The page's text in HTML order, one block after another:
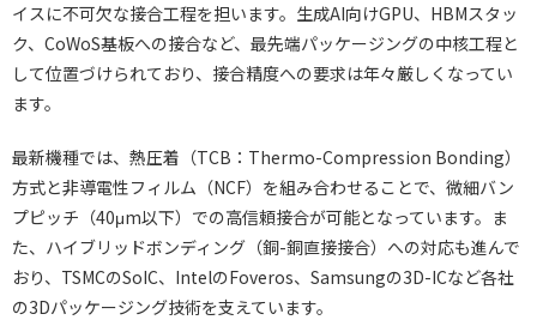
イスに不可欠な接合工程を担います。生成AI向けGPU、HBMスタッ
ク、CoWoS基板への接合など、最先端パッケージングの中核工程と
して位置づけられており、接合精度への要求は年々厳しくなってい
ます。
最新機種では、熱圧着（TCB：Thermo-Compression Bonding）
方式と非導電性フィルム（NCF）を組み合わせることで、微細バン
プピッチ（40μm以下）での高信頼接合が可能となっています。ま
た、ハイブリッドボンディング（銅-銅直接接合）への対応も進んで
おり、TSMCのSoIC、IntelのFoveros、Samsungの3D-ICなど各社
の3Dパッケージング技術を支えています。